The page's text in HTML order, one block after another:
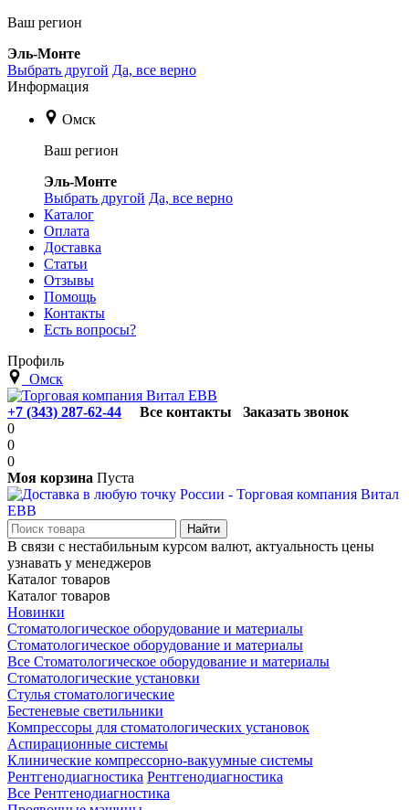
Ваш регион
Эль-Монте
Выбрать другой Да, все верно
Информация
Омск
Ваш регион
Эль-Монте
Выбрать другой Да, все верно
Каталог
Оплата
Доставка
Статьи
Отзывы
Помощь
Контакты
Есть вопросы?
Профиль
Омск
+7 (343) 287-62-44 Все контакты
Заказать звонок
0
0
0
Моя корзина Пуста
В связи с нестабильным курсом валют, актуальность цены
узнавать у менеджеров
Каталог товаров
Каталог товаров
Новинки
Стоматологическое оборудование и материалы
Стоматологическое оборудование и материалы
Все Стоматологическое оборудование и материалы
Стоматологические установки
Стулья стоматологические
Бестеневые светильники
Компрессоры для стоматологических установок
Аспирационные системы
Клинические компрессорно-вакуумные системы
Рентгенодиагностика Рентгенодиагностика
Все Рентгенодиагностика